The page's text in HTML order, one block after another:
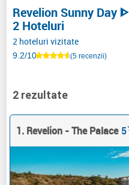
2 rezultate
1. Revelion - The Palace 5
Revelion Sunny Day ᐈ
2 Hoteluri
2 hoteluri vizitate
9.2/10 (5 recenzii)